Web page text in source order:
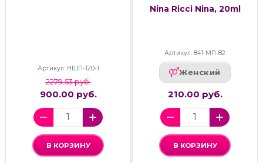
Артикул: НШП-120-1
2279.53 руб.
900.00 руб.
В КОРЗИНУ
Nina Ricci Nina, 20ml
Артикул: 841-МП-82
Женский
210.00 руб.
В КОРЗИНУ